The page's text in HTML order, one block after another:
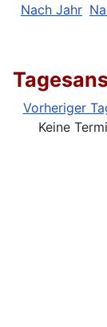
Nach Jahr
Vorheriger
Keine